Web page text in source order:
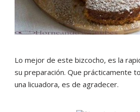
Lo mejor de este bizcocho, es la
su preparación. Que prácticamente
una licuadora, es de agradecer.